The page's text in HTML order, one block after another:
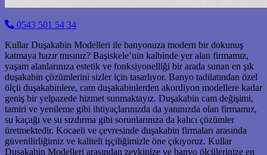
0543 501 54 34
Kullar Duşakabin Modelleri ile banyonuza modern bir dokunuş
katmaya hazır mısınız? Başiskele’nin kalbinde yer alan firmamız,
yaşam alanlarınıza estetik ve fonksiyonelliği bir arada sunan en şık
duşakabin çözümlerini sizler için tasarlıyor. Banyo tadilatından özel
ölçü duşakabinlere, cam duşakabinlerden akordiyon modellere kadar
geniş bir yelpazede hizmet sunmaktayız. Duşakabin cam değişimi,
tamiri ve yenileme gibi ihtiyaçlarınızda da yanınızda olan firmamız,
su kaçağı ve su sızdırma gibi sorunlarınıza da kalıcı çözümler
üretmektedir. Kocaeli ve çevresinde duşakabin firmaları arasında
güvenilirliğimiz ve kaliteli işçiliğimizle öne çıkıyoruz. Kullar
Duşakabin Modelleri arasından zevkinize ve banyo ölçülerinize en